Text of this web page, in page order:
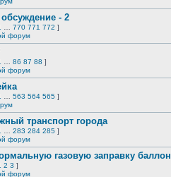
- 2
770 771 772 ]
форум
86 87 88 ]
форум
563 564 565 ]
транспорт города
283 284 285 ]
форум
газовую заправку
2 3 ]
форум